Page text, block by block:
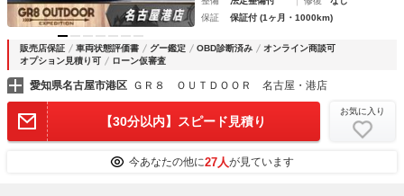
保証
保証付 (1ヶ月・1000km)
販売店保証 車両状態評価書 グー鑑定 OBD診断済み
オンライン商談可
オプション見積り可
ローン仮審査
愛知県名古屋市港区 ＧＲ８ ＯＵＴＤＯＯＲ 名古屋・港店
【30分以内】スピード見積り
お気に入り
今あなたの他に27人が見ています